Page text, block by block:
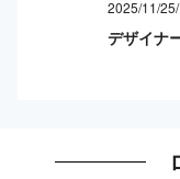
2025/11/
デザイナ